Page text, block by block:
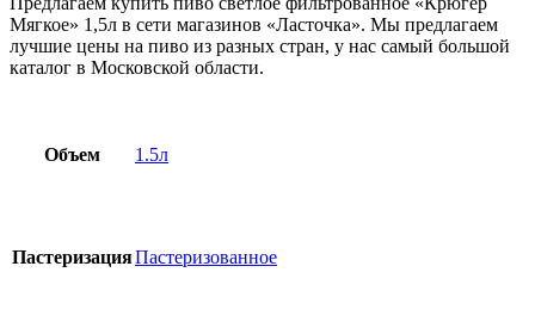
Мягкое» 1,5л в сети магазинов «Ласточка». Мы предлагаем
лучшие цены на пиво из разных стран, у нас самый большой
каталог в Московской области.
Объем 1.5л
ПастеризацияПастеризованное